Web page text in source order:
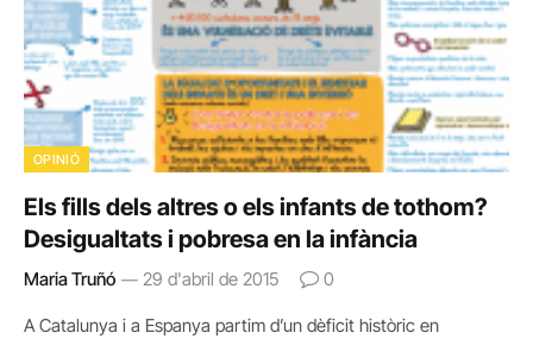
OPINIÓ
Els fills dels altres o els infants de tothom?
Desigualtats i pobresa en la infància
Maria Truñó 29 d'abril de 2015 0
A Catalunya i a Espanya partim d’un dèficit històric en